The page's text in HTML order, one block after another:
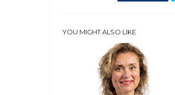
YOU MIGHT ALSO LIKE